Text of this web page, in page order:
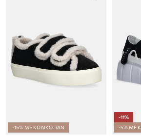
-15% ΜΕ ΚΩΔΙΚΟ: TAN
-11%
-5% ΜΕ